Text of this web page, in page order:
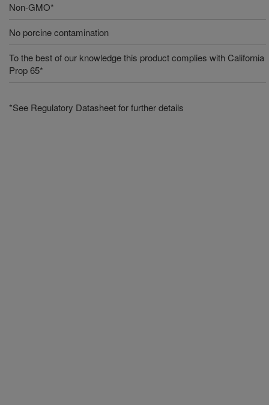
Non-GMO*
No porcine contamination
To the best of our knowledge this product complies with California
Prop 65*
*See Regulatory Datasheet for further details